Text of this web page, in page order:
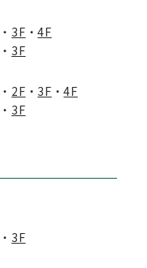
・ 3F ・4F
・ 3F
・ 2F ・ 3F ・4F
・ 3F
・ 3F